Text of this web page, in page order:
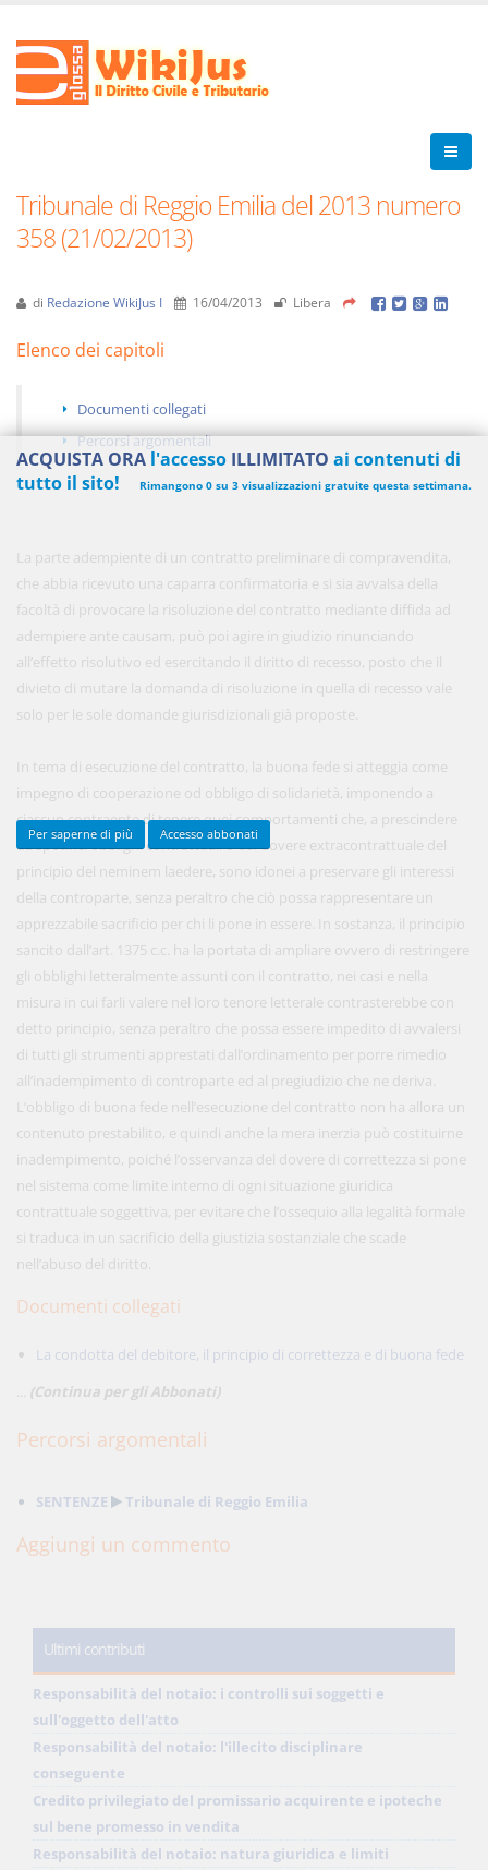
Tribunale di Reggio Emilia del 2013 numero
358 (21/02/2013)
di Redazione WikiJus I 16/04/2013 Libera
Elenco dei capitoli
Documenti collegati
Percorsi argomentali
La parte adempiente di un contratto preliminare di compravendita,
che abbia ricevuto una caparra confirmatoria e si sia avvalsa della
facoltà di provocare la risoluzione del contratto mediante diffida ad
adempiere ante causam, può poi agire in giudizio rinunciando
all’effetto risolutivo ed esercitando il diritto di recesso, posto che il
divieto di mutare la domanda di risoluzione in quella di recesso vale
solo per le sole domande giurisdizionali già proposte.
In tema di esecuzione del contratto, la buona fede si atteggia come
impegno di cooperazione od obbligo di solidarietà, imponendo a
ciascun contraente di tenere quei comportamenti che, a prescindere
da specifici obblighi contrattuali o dal dovere extracontrattuale del
principio del neminem laedere, sono idonei a preservare gli interessi
della controparte, senza peraltro che ciò possa rappresentare un
apprezzabile sacrificio per chi li pone in essere. In sostanza, il principio
sancito dall’art. 1375 c.c. ha la portata di ampliare ovvero di restringere
gli obblighi letteralmente assunti con il contratto, nei casi e nella
misura in cui farli valere nel loro tenore letterale contrasterebbe con
detto principio, senza peraltro che possa essere impedito di avvalersi
di tutti gli strumenti apprestati dall’ordinamento per porre rimedio
all’inadempimento di controparte ed al pregiudizio che ne deriva.
L’obbligo di buona fede nell’esecuzione del contratto non ha allora un
contenuto prestabilito, e quindi anche la mera inerzia può costituirne
inadempimento, poiché l’osservanza del dovere di correttezza si pone
nel sistema come limite interno di ogni situazione giuridica
contrattuale soggettiva, per evitare che l’ossequio alla legalità formale
si traduca in un sacrificio della giustizia sostanziale che scade
nell’abuso del diritto.
Documenti collegati
La condotta del debitore, il principio di correttezza e di buona fede
(Continua per gli Abbonati)
Percorsi argomentali
SENTENZE Tribunale di Reggio Emilia
Aggiungi un commento
Ultimi contributi
Responsabilità del notaio: i controlli sui soggetti e
sull'oggetto dell'atto
Responsabilità del notaio: l'illecito disciplinare
conseguente
Credito privilegiato del promissario acquirente e ipoteche
sul bene promesso in vendita
Responsabilità del notaio: natura giuridica e limiti
ACQUISTA ORA l'accesso ILLIMITATO ai contenuti di
tutto il sito!
Rimangono 0 su 3 visualizzazioni gratuite questa settimana.
450,00 € ANNUALI
anziché risparmi il 21%!
Acquista ora
Acquista ora
Per saperne di più Accesso abbonati